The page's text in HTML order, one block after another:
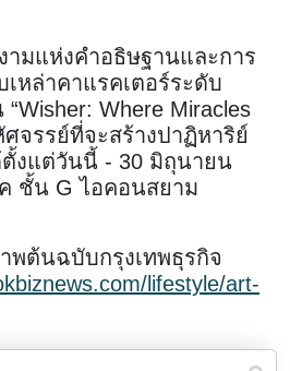
ามแห่งคำอธิษฐานและการ
หล่าคาแรคเตอร์ระดับ
Where Miracles
จรรย์ที่จะสร้างปาฏิหาริย์
งแต่วันนี้ - 30 มิถุนายน
ชั้น G ไอคอนสยาม
พต้นฉบับกรุงเทพธุรกิจ
lifestyle/art-